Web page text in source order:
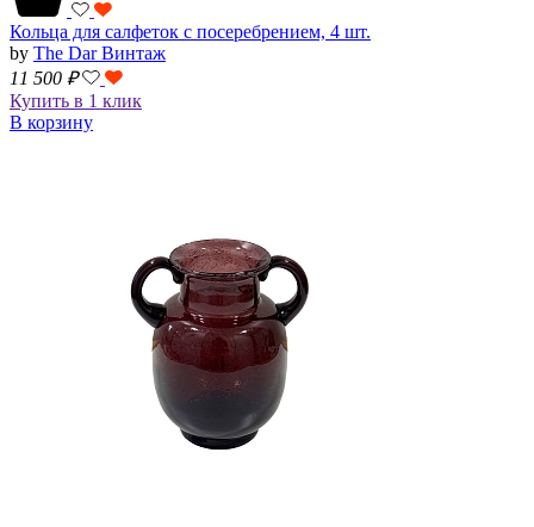
Кольца для салфеток с посеребрением, 4 шт.
by The Dar Винтаж
11 500 ₽
Купить в 1 клик
В корзину